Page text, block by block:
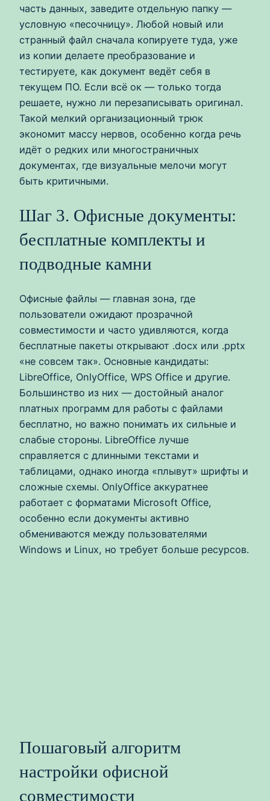
часть данных, заведите отдельную папку —
условную «песочницу». Любой новый или
странный файл сначала копируете туда, уже
из копии делаете преобразование и
тестируете, как документ ведёт себя в
текущем ПО. Если всё ок — только тогда
решаете, нужно ли перезаписывать оригинал.
Такой мелкий организационный трюк
экономит массу нервов, особенно когда речь
идёт о редких или многостраничных
документах, где визуальные мелочи могут
быть критичными.
Шаг 3. Офисные документы:
бесплатные комплекты и
подводные камни
Офисные файлы — главная зона, где
пользователи ожидают прозрачной
совместимости и часто удивляются, когда
бесплатные пакеты открывают .docx или .pptx
«не совсем так». Основные кандидаты:
LibreOffice, OnlyOffice, WPS Office и другие.
Большинство из них — достойный аналог
платных программ для работы с файлами
бесплатно, но важно понимать их сильные и
слабые стороны. LibreOffice лучше
справляется с длинными текстами и
таблицами, однако иногда «плывут» шрифты и
сложные схемы. OnlyOffice аккуратнее
работает с форматами Microsoft Office,
особенно если документы активно
обмениваются между пользователями
Windows и Linux, но требует больше ресурсов.
Пошаговый алгоритм
настройки офисной
совместимости